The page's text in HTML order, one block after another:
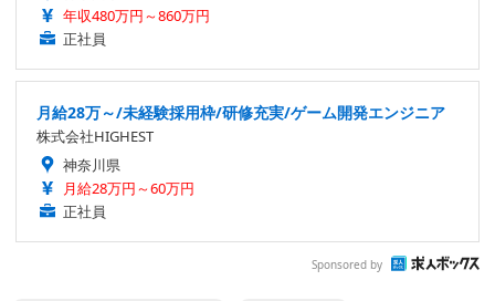
年収480万円～860万円
正社員
月給28万～/未経験採用枠/研修充実/ゲーム開発エンジニア
株式会社HIGHEST
神奈川県
月給28万円～60万円
正社員
Sponsored by